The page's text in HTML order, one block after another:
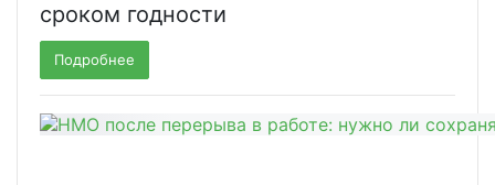
сроком годности
Подробнее